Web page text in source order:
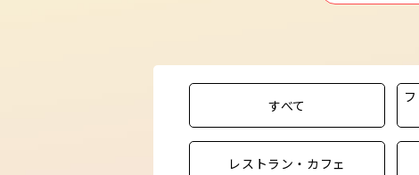
すべて
レストラン・カフェ